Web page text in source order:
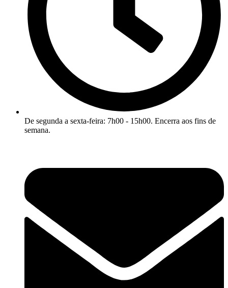
De segunda a sexta-feira: 7h00 - 15h00. Encerra aos fins de
semana.